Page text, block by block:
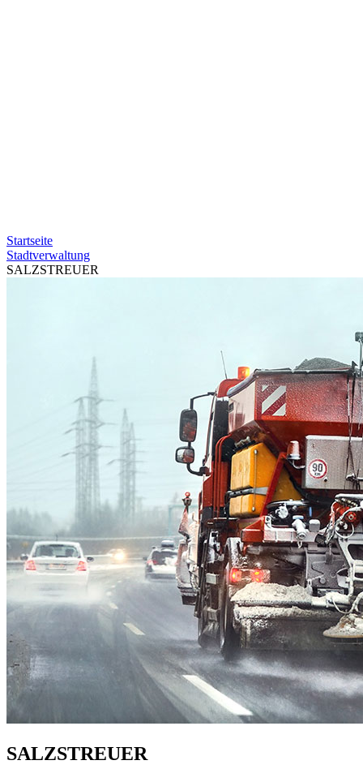
Startseite
Stadtverwaltung
SALZSTREUER
SALZSTREUER